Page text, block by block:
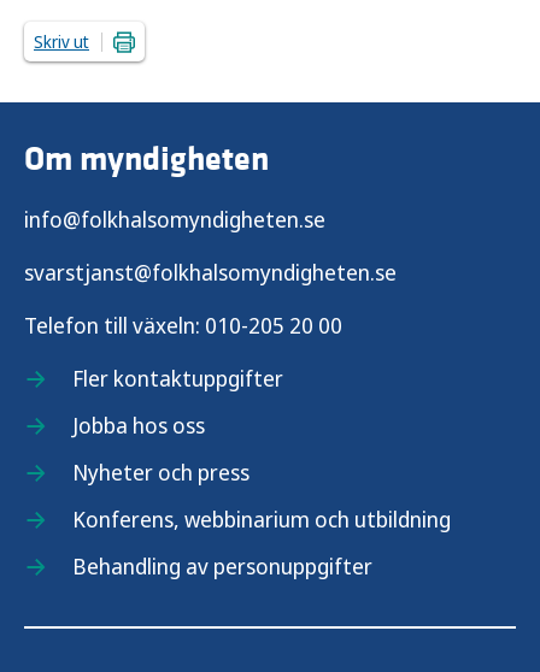
Skriv ut
Om myndigheten
info@folkhalsomyndigheten.se
svarstjanst@folkhalsomyndigheten.se
Telefon till växeln: 010-205 20 00
Fler kontaktuppgifter
Jobba hos oss
Nyheter och press
Konferens, webbinarium och utbildning
Behandling av personuppgifter